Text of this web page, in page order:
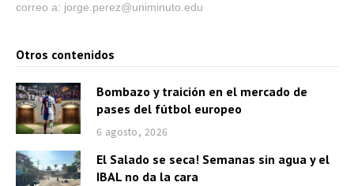
correo a: jorge.perez@uniminuto.edu
Otros contenidos
Bombazo y traición en el mercado de
pases del fútbol europeo
6 agosto, 2026
El Salado se seca! Semanas sin agua y el
IBAL no da la cara